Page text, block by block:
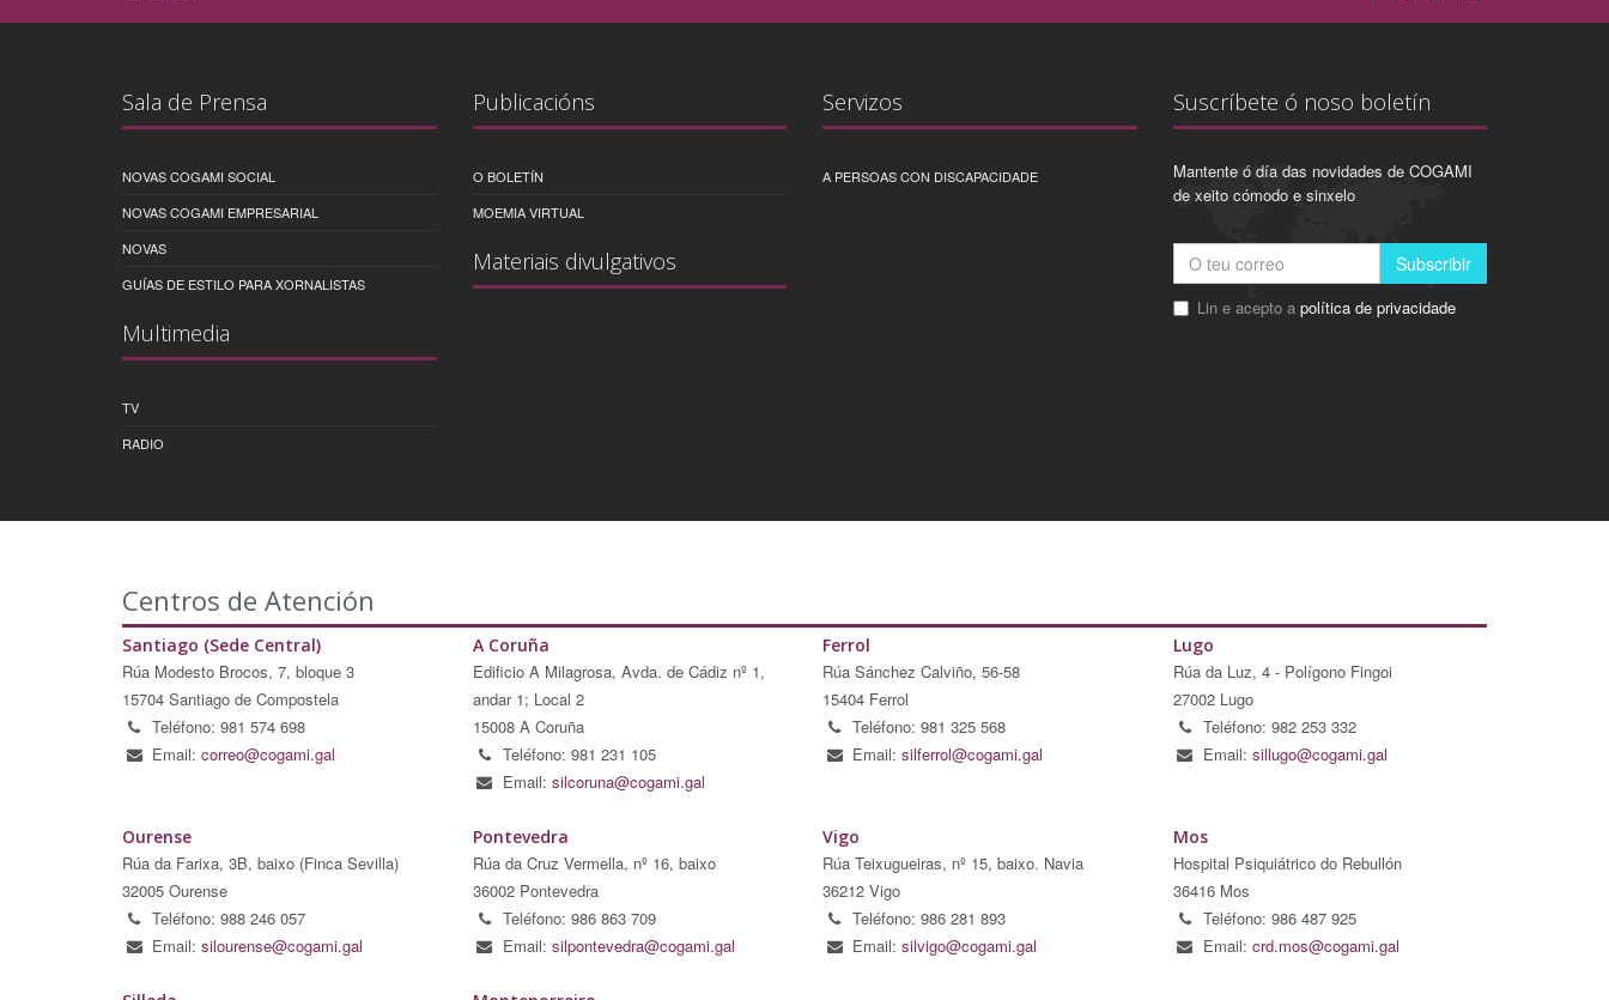
Sala de Prensa
NOVAS COGAMI SOCIAL
NOVAS COGAMI EMPRESARIAL
NOVAS
GUÍAS DE ESTILO PARA XORNALISTAS
Multimedia
TV
RADIO
Publicacións
O BOLETÍN
MOEMIA VIRTUAL
Materiais divulgativos
Servizos
A PERSOAS CON DISCAPACIDADE
Suscríbete ó noso boletín
Mantente ó día das novidades de COGAMI
de xeito cómodo e sinxelo
Subscribir
Lin e acepto a política de privacidade
Centros de Atención
Santiago (Sede Central)
Rúa Modesto Brocos, 7, bloque 3
15704 Santiago de Compostela
Teléfono: 981 574 698
Email: correo@cogami.gal
A Coruña
Edificio A Milagrosa, Avda. de Cádiz nº 1,
andar 1; Local 2
15008 A Coruña
Teléfono: 981 231 105
Email: silcoruna@cogami.gal
Ferrol
Rúa Sánchez Calviño, 56-58
15404 Ferrol
Teléfono: 981 325 568
Email: silferrol@cogami.gal
Lugo
Rúa da Luz, 4 - Polígono Fingoi
27002 Lugo
Teléfono: 982 253 332
Email: sillugo@cogami.gal
Ourense
Rúa da Farixa, 3B, baixo (Finca Sevilla)
32005 Ourense
Teléfono: 988 246 057
Email: silourense@cogami.gal
Pontevedra
Rúa da Cruz Vermella, nº 16, baixo
36002 Pontevedra
Teléfono: 986 863 709
Email: silpontevedra@cogami.gal
Vigo
Rúa Teixugueiras, nº 15, baixo. Navia
36212 Vigo
Teléfono: 986 281 893
Email: silvigo@cogami.gal
Mos
Hospital Psiquiátrico do Rebullón
36416 Mos
Teléfono: 986 487 925
Email: crd.mos@cogami.gal